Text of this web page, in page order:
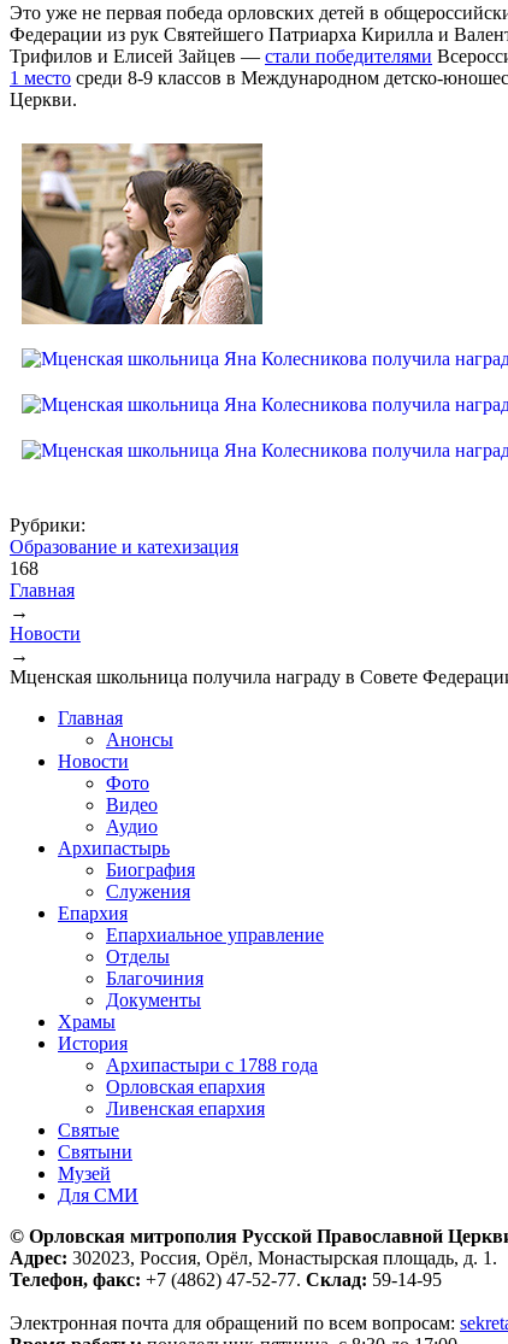
Это уже не первая победа орловских детей в
Федерации из рук Святейшего Патриарха Кирилла и
Трифилов и Елисей Зайцев — стали победителями
1 место среди 8-9 классов в Международном детско-
Церкви.
Рубрики:
Образование и катехизация
168
Вы здесь
Главная
→
Новости
→
Мценская школьница получила награду в Совете
Главная
Анонсы
Новости
Фото
Видео
Аудио
Архипастырь
Биография
Служения
Епархия
Епархиальное управление
Отделы
Благочиния
Документы
Храмы
История
Архипастыри с 1788 года
Орловская епархия
Ливенская епархия
Святые
Святыни
Музей
Для СМИ
© Орловская митрополия Русской Православной
Адрес: 302023, Россия, Орёл, Монастырская площадь, д. 1.
Телефон, факс: +7 (4862) 47-52-77. Склад: 59-14-95
Электронная почта для обращений по всем вопросам: